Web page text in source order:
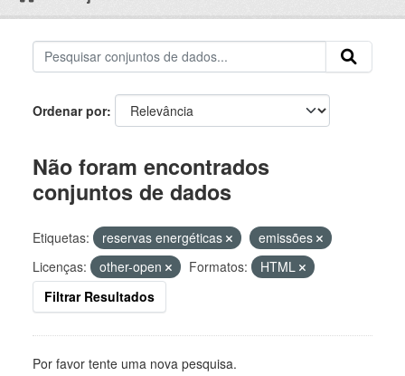
Ordenar por
Não foram encontrados
conjuntos de dados
Etiquetas: reservas energéticas
emissões
Licenças:
other-open Formatos:
HTML
Filtrar Resultados
Por favor tente uma nova pesquisa.